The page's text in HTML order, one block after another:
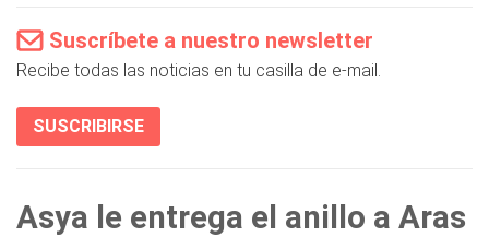
Suscríbete a nuestro newsletter
Recibe todas las noticias en tu casilla de e-mail.
SUSCRIBIRSE
Asya le entrega el anillo a Aras